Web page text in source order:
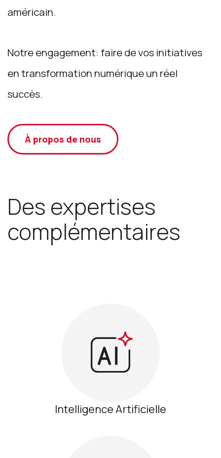
américain.
Notre engagement: faire de vos initiatives
en transformation numérique un réel
succès.
À propos de nous
Des expertises
complémentaires
Intelligence Artificielle